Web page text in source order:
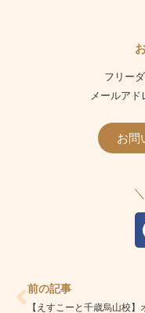
フリー
メールアド
お問
前の記事